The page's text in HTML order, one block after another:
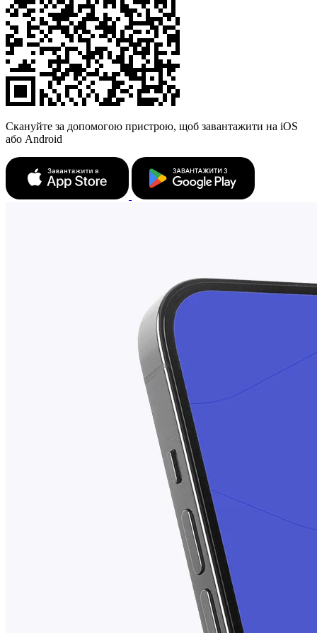
Скануйте за допомогою пристрою, щоб завантажити на iOS
або Android